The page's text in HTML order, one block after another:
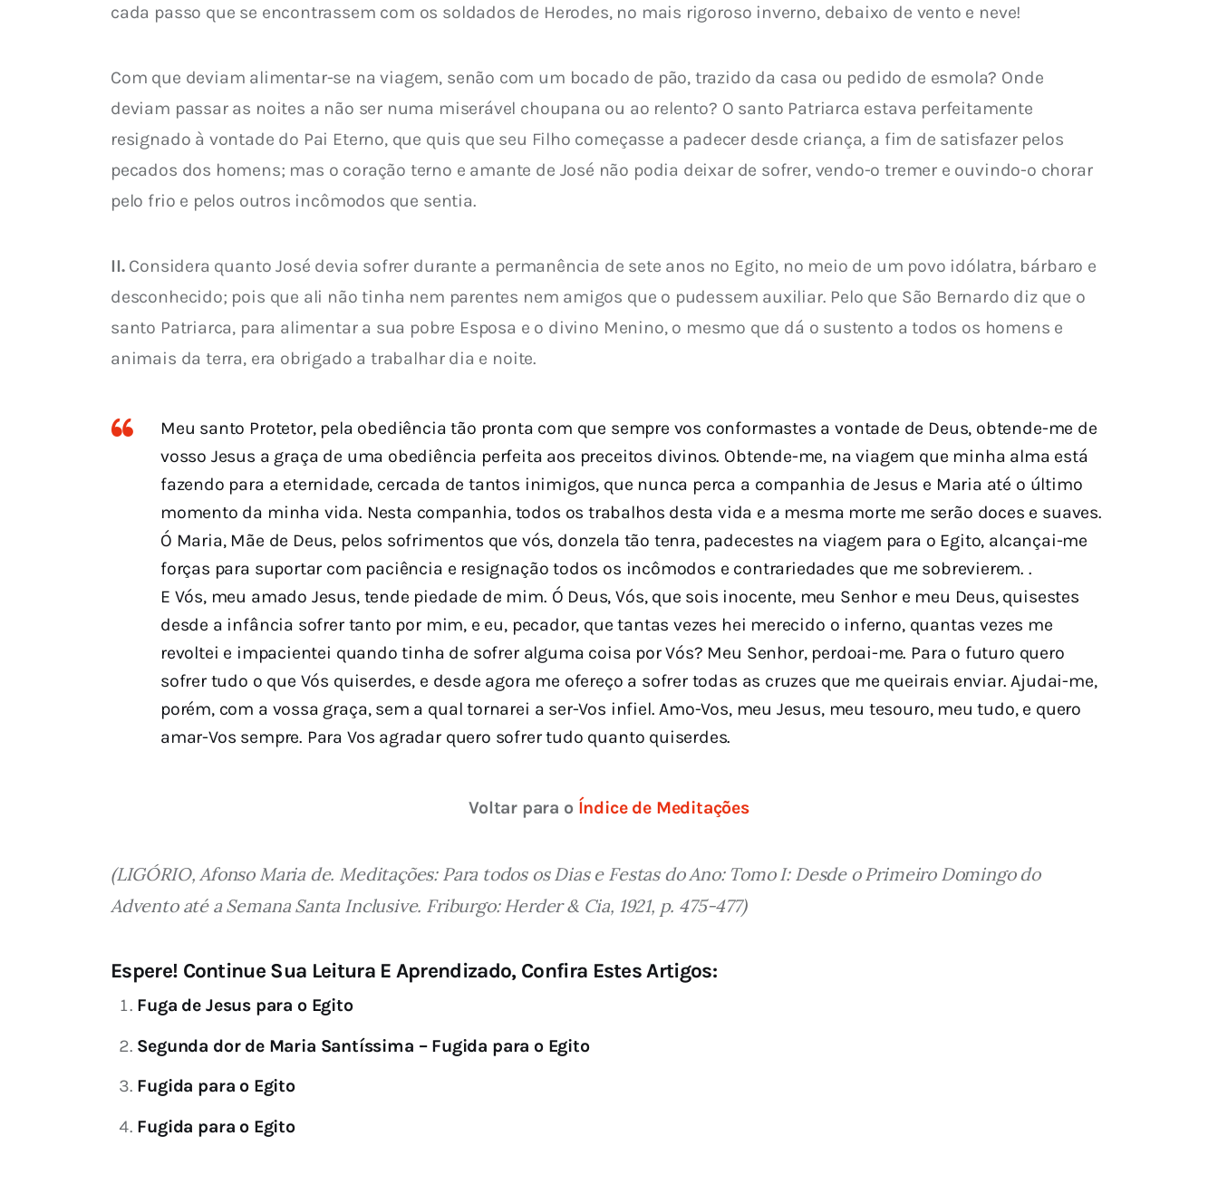
cada passo que se encontrassem com os soldados de Herodes, no mais rigoroso inverno, debaixo de vento e neve!
Com que deviam alimentar-se na viagem, senão com um bocado de pão, trazido da casa ou pedido de esmola? Onde
deviam passar as noites a não ser numa miserável choupana ou ao relento? O santo Patriarca estava perfeitamente
resignado à vontade do Pai Eterno, que quis que seu Filho começasse a padecer desde criança, a fim de satisfazer pelos
pecados dos homens; mas o coração terno e amante de José não podia deixar de sofrer, vendo-o tremer e ouvindo-o chorar
pelo frio e pelos outros incômodos que sentia.
II. Considera quanto José devia sofrer durante a permanência de sete anos no Egito, no meio de um povo idólatra, bárbaro e
desconhecido; pois que ali não tinha nem parentes nem amigos que o pudessem auxiliar. Pelo que São Bernardo diz que o
santo Patriarca, para alimentar a sua pobre Esposa e o divino Menino, o mesmo que dá o sustento a todos os homens e
animais da terra, era obrigado a trabalhar dia e noite.
Meu santo Protetor, pela obediência tão pronta com que sempre vos conformastes a vontade de Deus, obtende-me de
vosso Jesus a graça de uma obediência perfeita aos preceitos divinos. Obtende-me, na viagem que minha alma está
fazendo para a eternidade, cercada de tantos inimigos, que nunca perca a companhia de Jesus e Maria até o último
momento da minha vida. Nesta companhia, todos os trabalhos desta vida e a mesma morte me serão doces e suaves.
Ó Maria, Mãe de Deus, pelos sofrimentos que vós, donzela tão tenra, padecestes na viagem para o Egito, alcançai-me
forças para suportar com paciência e resignação todos os incômodos e contrariedades que me sobrevierem. .
E Vós, meu amado Jesus, tende piedade de mim. Ó Deus, Vós, que sois inocente, meu Senhor e meu Deus, quisestes
desde a infância sofrer tanto por mim, e eu, pecador, que tantas vezes hei merecido o inferno, quantas vezes me
revoltei e impacientei quando tinha de sofrer alguma coisa por Vós? Meu Senhor, perdoai-me. Para o futuro quero
sofrer tudo o que Vós quiserdes, e desde agora me ofereço a sofrer todas as cruzes que me queirais enviar. Ajudai-me,
porém, com a vossa graça, sem a qual tornarei a ser-Vos infiel. Amo-Vos, meu Jesus, meu tesouro, meu tudo, e quero
amar-Vos sempre. Para Vos agradar quero sofrer tudo quanto quiserdes.
Voltar para o Índice de Meditações
(LIGÓRIO, Afonso Maria de. Meditações: Para todos os Dias e Festas do Ano: Tomo I: Desde o Primeiro Domingo do
Advento até a Semana Santa Inclusive. Friburgo: Herder & Cia, 1921, p. 475-477)
Espere! Continue Sua Leitura E Aprendizado, Confira Estes Artigos:
Fuga de Jesus para o Egito
Segunda dor de Maria Santíssima – Fugida para o Egito
Fugida para o Egito
Fugida para o Egito